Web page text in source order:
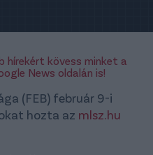
hírekért kövess minket a
News oldalán is!
(FEB) február 9-i
hozta az mlsz.hu